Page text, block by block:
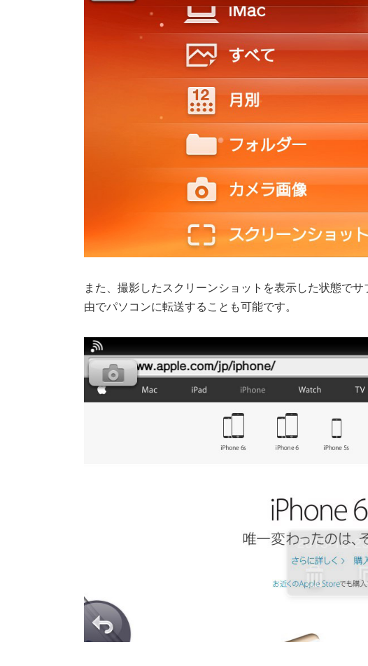
また、撮影したスクリーンショットを表示した状態で
由でパソコンに転送することも可能です。